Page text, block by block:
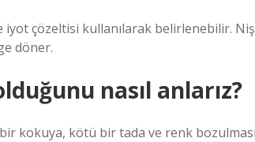
iyot çözeltisi kullanılarak belirlenebilir.
döner.
nasıl anlarız?
kokuya, kötü bir tada ve renk